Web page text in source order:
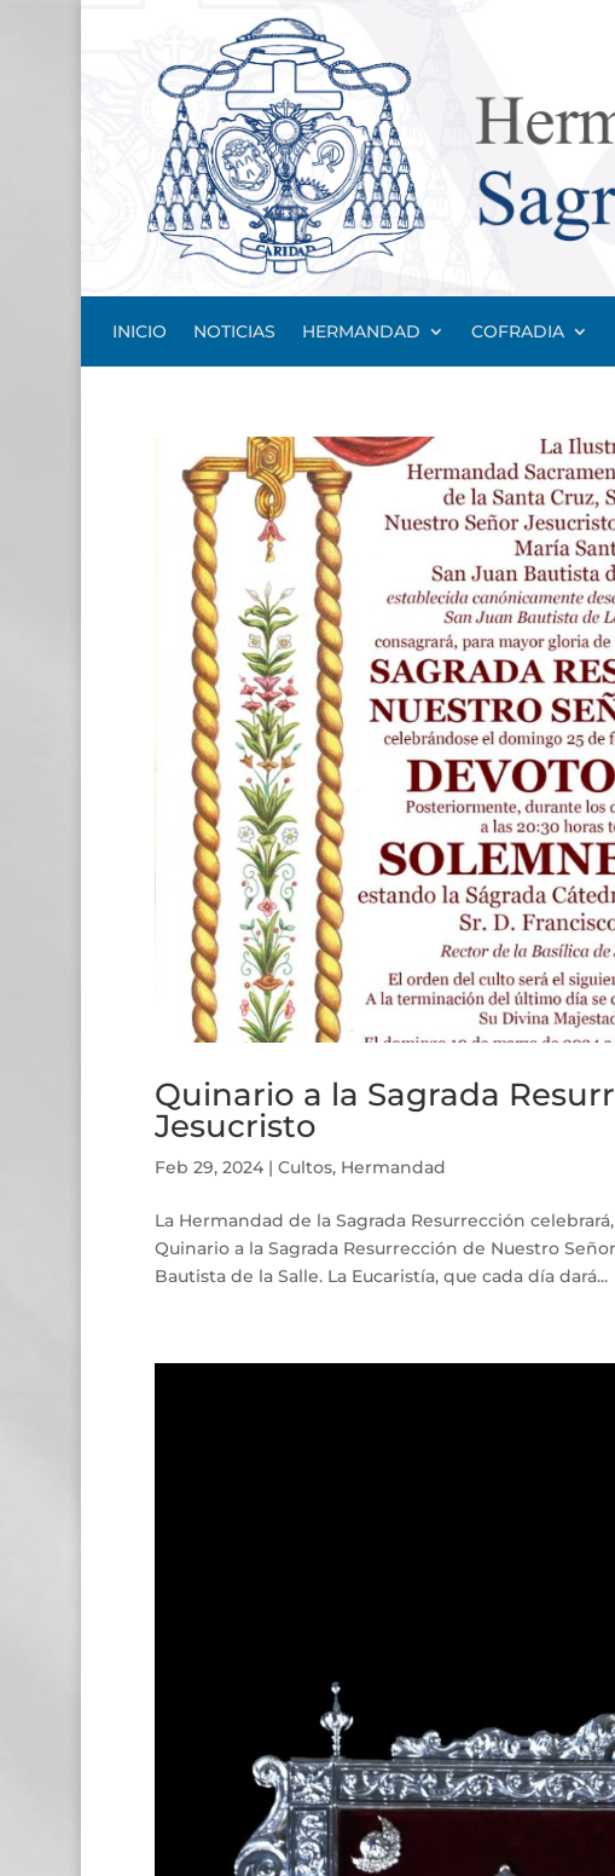
INICIO NOTICIAS HERMANDAD COFRADIA
Quinario a la Sagrada
Jesucristo
Feb 29, 2024| Cultos, Hermandad
La Hermandad de la Sagrada Resurrección
Quinario a la Sagrada Resurrección de Nuestro
Bautista de la Salle. La Eucaristía, que cada día dará...